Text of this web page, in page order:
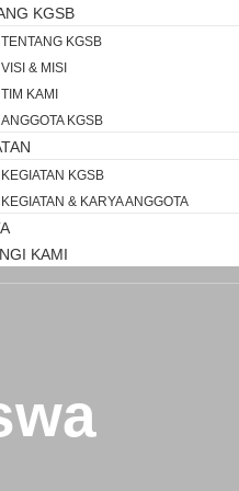
KGSB
TENTANG KGSB
VISI & MISI
TIM KAMI
ANGGOTA KGSB
KEGIATAN KGSB
KEGIATAN & KARYA ANGGOTA
KAMI